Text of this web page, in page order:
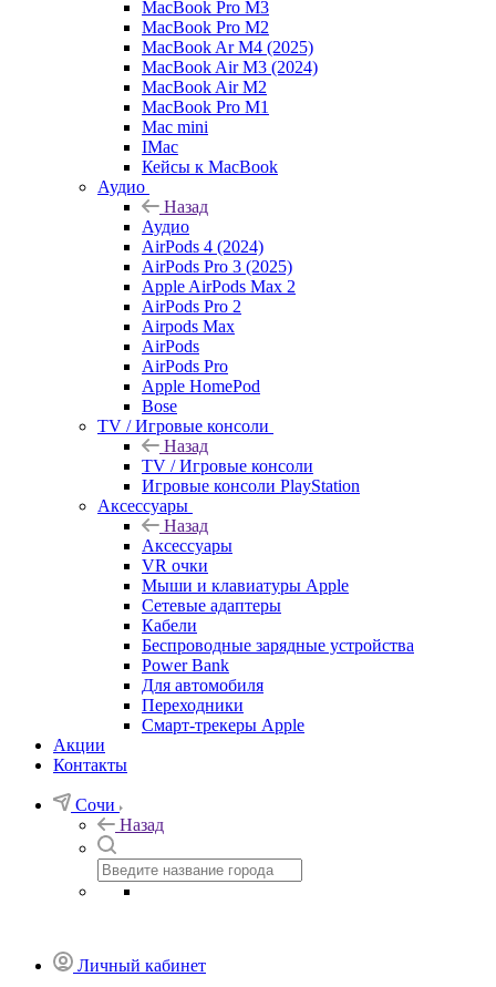
MacBook Pro M3
MacBook Pro M2
MacBook Ar M4 (2025)
MacBook Air M3 (2024)
MacBook Air M2
MacBook Pro M1
Mac mini
IMac
Кейсы к MacBook
Аудио
Назад
Аудио
AirPods 4 (2024)
AirPods Pro 3 (2025)
Apple AirPods Max 2
AirPods Pro 2
Airpods Max
AirPods
AirPods Pro
Apple HomePod
Bose
TV / Игровые консоли
Назад
TV / Игровые консоли
Игровые консоли PlayStation
Аксессуары
Назад
Аксессуары
VR очки
Мыши и клавиатуры Apple
Сетевые адаптеры
Кабели
Беспроводные зарядные устройства
Power Bank
Для автомобиля
Переходники
Смарт-трекеры Apple
Акции
Контакты
Сочи
Назад
Личный кабинет